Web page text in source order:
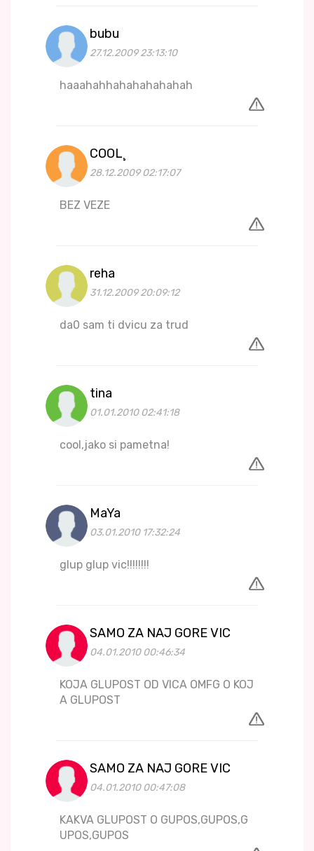
bubu
27.12.2009 23:13:10
haaahahhahahahahahah
COOL¸
28.12.2009 02:17:07
BEZ VEZE
reha
31.12.2009 20:09:12
da0 sam ti dvicu za trud
tina
01.01.2010 02:41:18
cool,jako si pametna!
MaYa
03.01.2010 17:32:24
glup glup vic!!!!!!!!
SAMO ZA NAJ GORE VIC
04.01.2010 00:46:34
KOJA GLUPOST OD VICA OMFG O KOJ
A GLUPOST
SAMO ZA NAJ GORE VIC
04.01.2010 00:47:08
KAKVA GLUPOST O GUPOS,GUPOS,G
UPOS,GUPOS